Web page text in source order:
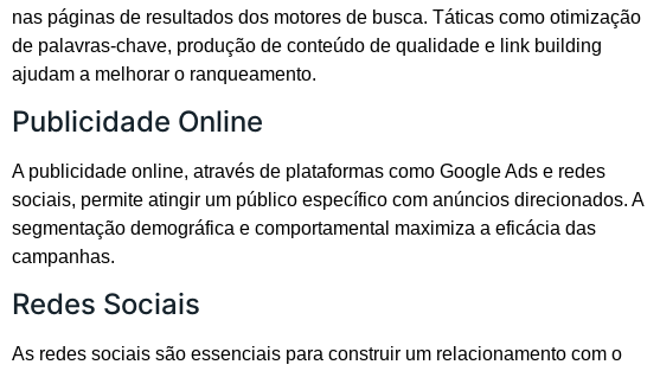
nas páginas de resultados dos motores de busca. Táticas como otimização
de palavras-chave, produção de conteúdo de qualidade e link building
ajudam a melhorar o ranqueamento.
Publicidade Online
A publicidade online, através de plataformas como Google Ads e redes
sociais, permite atingir um público específico com anúncios direcionados. A
segmentação demográfica e comportamental maximiza a eficácia das
campanhas.
Redes Sociais
As redes sociais são essenciais para construir um relacionamento com o